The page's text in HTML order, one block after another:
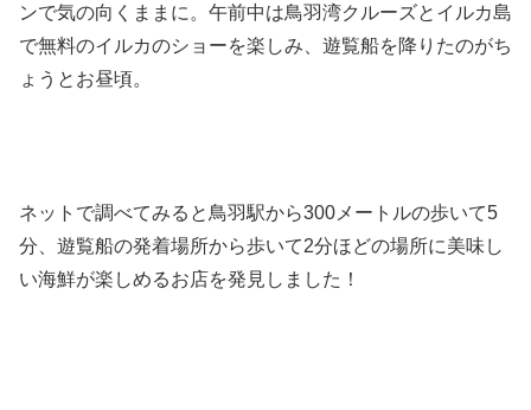
ンで気の向くままに。午前中は鳥羽湾クルーズとイルカ島
で無料のイルカのショーを楽しみ、遊覧船を降りたのがち
ょうとお昼頃。
ネットで調べてみると鳥羽駅から300メートルの歩いて5
分、遊覧船の発着場所から歩いて2分ほどの場所に美味し
い海鮮が楽しめるお店を発見しました！